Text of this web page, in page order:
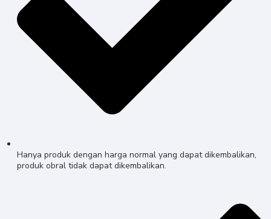
Hanya produk dengan harga normal yang dapat dikembalikan,
produk obral tidak dapat dikembalikan.